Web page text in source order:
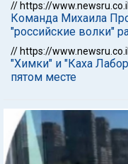
// https://
Команда Михаила
"российские волки"
// https://
"Химки" и "Каха
пятом месте